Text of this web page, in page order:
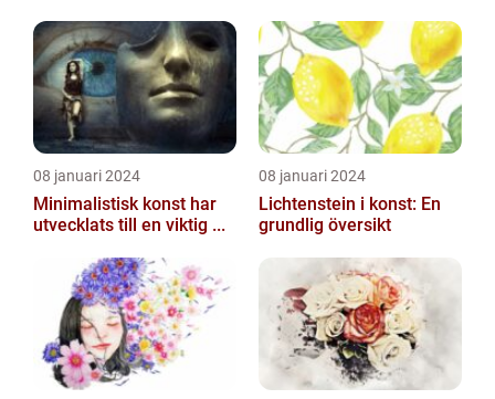
08 januari 2024
Minimalistisk konst har
utvecklats till en viktig ...
08 januari 2024
Lichtenstein i konst: En
grundlig översikt